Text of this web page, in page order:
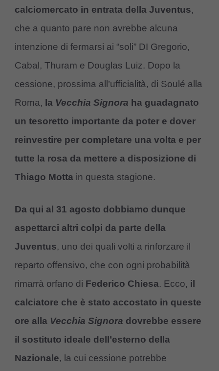
calciomercato in entrata della Juventus,
che a quanto pare non avrebbe alcuna
intenzione di fermarsi ai “soli” DI Gregorio,
Cabal, Thuram e Douglas Luiz. Dopo la
cessione, prossima all’ufficialità, di Soulé alla
Roma, la Vecchia Signora ha guadagnato
un tesoretto importante da poter e dover
reinvestire per completare una volta e per
tutte la rosa da mettere a disposizione di
Thiago Motta in questa stagione.
Da qui al 31 agosto dobbiamo dunque
aspettarci altri colpi da parte della
Juventus, uno dei quali volti a rinforzare il
reparto offensivo, che con ogni probabilità
rimarrà orfano di Federico Chiesa. Ecco, il
calciatore che è stato accostato in queste
ore alla Vecchia Signora dovrebbe essere
il sostituto ideale dell’esterno della
Nazionale, la cui cessione potrebbe